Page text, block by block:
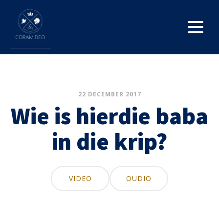
22 DECEMBER 2017
Wie is hierdie baba
in die krip?
VIDEO OUDIO